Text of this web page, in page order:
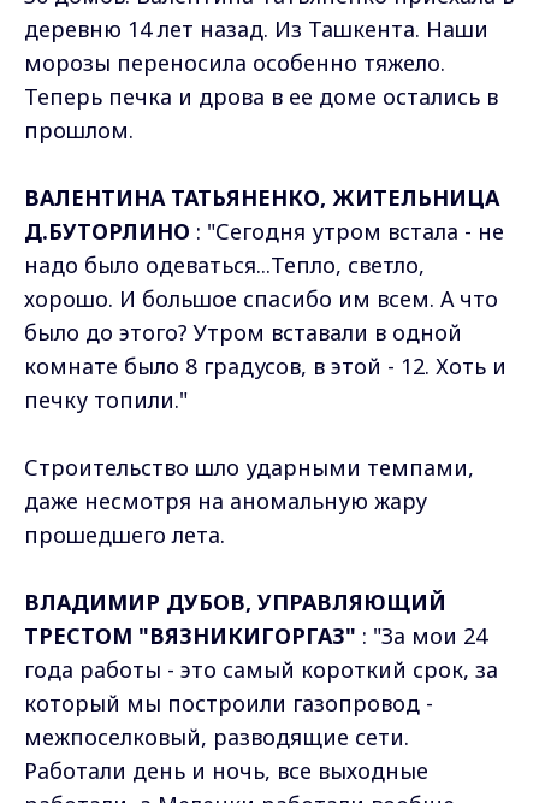
деревню 14 лет назад. Из Ташкента. Наши
морозы переносила особенно тяжело.
Теперь печка и дрова в ее доме остались в
прошлом.
ВАЛЕНТИНА ТАТЬЯНЕНКО, ЖИТЕЛЬНИЦА
Д.БУТОРЛИНО : "Сегодня утром встала - не
надо было одеваться...Тепло, светло,
хорошо. И большое спасибо им всем. А что
было до этого? Утром вставали в одной
комнате было 8 градусов, в этой - 12. Хоть и
печку топили."
Строительство шло ударными темпами,
даже несмотря на аномальную жару
прошедшего лета.
ВЛАДИМИР ДУБОВ, УПРАВЛЯЮЩИЙ
ТРЕСТОМ "ВЯЗНИКИГОРГАЗ" : "За мои 24
года работы - это самый короткий срок, за
который мы построили газопровод -
межпоселковый, разводящие сети.
Работали день и ночь, все выходные